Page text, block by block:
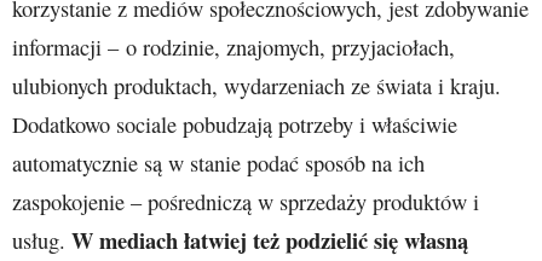
korzystanie z mediów społecznościowych, jest zdobywanie
informacji – o rodzinie, znajomych, przyjaciołach,
ulubionych produktach, wydarzeniach ze świata i kraju.
Dodatkowo sociale pobudzają potrzeby i właściwie
automatycznie są w stanie podać sposób na ich
zaspokojenie – pośredniczą w sprzedaży produktów i
usług. W mediach łatwiej też podzielić się własną